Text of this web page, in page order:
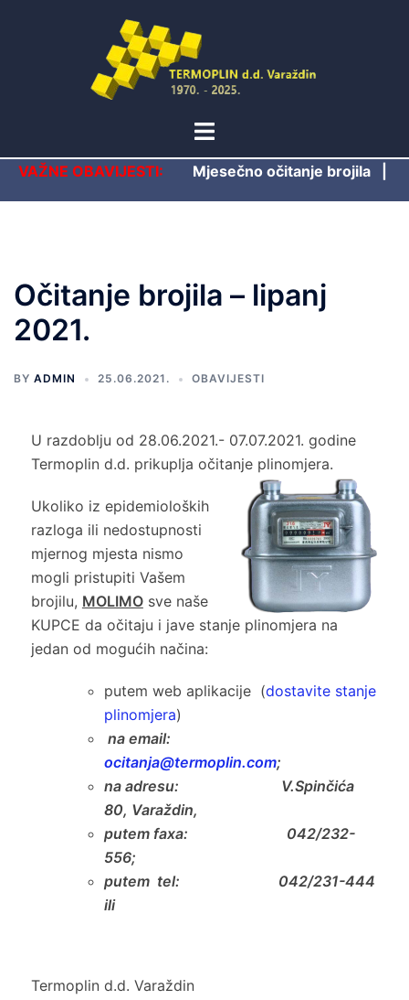
Toggle
VAŽNE OBAVIJESTI: Mjesečno očitanje brojila
Očitanje brojila – lipanj
2021.
BY ADMIN 25.06.2021. OBAVIJESTI
U razdoblju od 28.06.2021.- 07.07.2021. godine
Termoplin d.d. prikuplja očitanje plinomjera.
Ukoliko iz epidemioloških
razloga ili nedostupnosti
mjernog mjesta nismo
mogli pristupiti Vašem
brojilu, MOLIMOsve naše
KUPCE da očitaju i jave stanje plinomjera na
jedan od mogućih načina:
putem web aplikacije (dostavite stanje
plinomjera)
na email:
ocitanja@termoplin.com;
na adresu: V.Spinčića
80, Varaždin,
putem faxa: 042/232-
556;
putem tel: 042/231-444
ili
Termoplin d.d. Varaždin